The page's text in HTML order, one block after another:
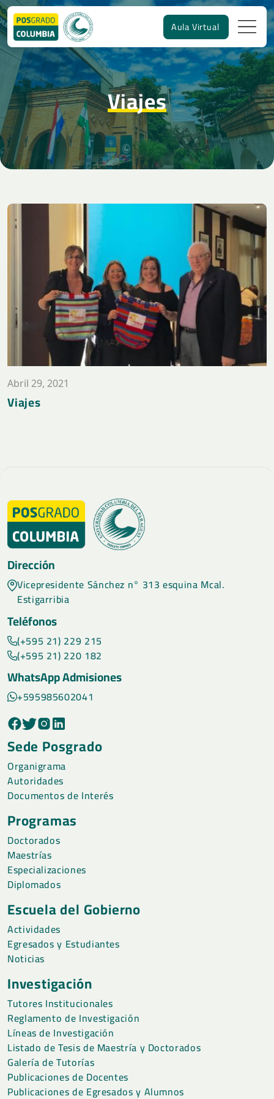
Aula Virtual
Viajes
Abril 29, 2021
Viajes
Dirección
Vicepresidente Sánchez n° 313 esquina Mcal.
Estigarribia
Teléfonos
(+595 21) 229 215
(+595 21) 220 182
WhatsApp Admisiones
+595985602041
Sede Posgrado
Organigrama
Autoridades
Documentos de Interés
Programas
Doctorados
Maestrías
Especializaciones
Diplomados
Escuela del Gobierno
Actividades
Egresados y Estudiantes
Noticias
Investigación
Tutores Institucionales
Reglamento de Investigación
Líneas de Investigación
Listado de Tesis de Maestría y Doctorados
Galería de Tutorías
Publicaciones de Docentes
Publicaciones de Egresados y Alumnos